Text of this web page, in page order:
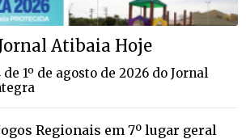
Atibaia Hoje
de 1º de agosto de 2026 do Jornal
Regionais em 7º lugar geral